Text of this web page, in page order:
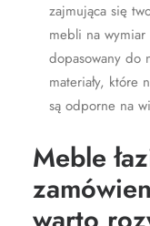
zajmująca się
mebli na
dopasowany do
materiały,
są odporne na
Meble